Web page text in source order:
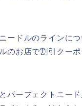
ードルのラインに
のお店で割引クー
パーフェクトニー